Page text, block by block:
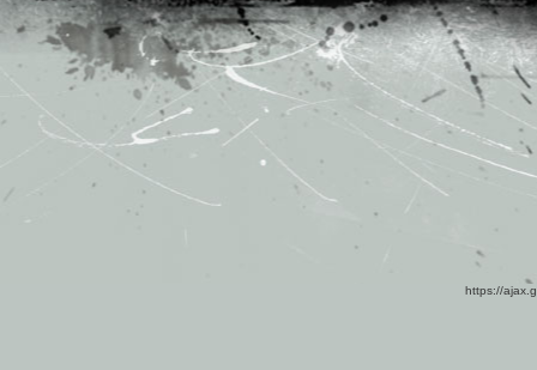
https://